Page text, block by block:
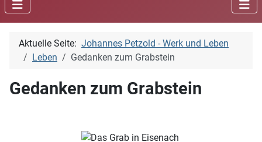
Aktuelle Seite: Johannes Petzold - Werk und Leben
Leben
Gedanken zum Grabstein
Gedanken zum Grabstein